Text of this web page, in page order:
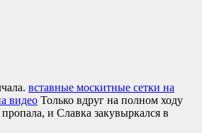
вставные москитные сетки на
видео Только вдруг на полном ходу
и Славка закувыркался в